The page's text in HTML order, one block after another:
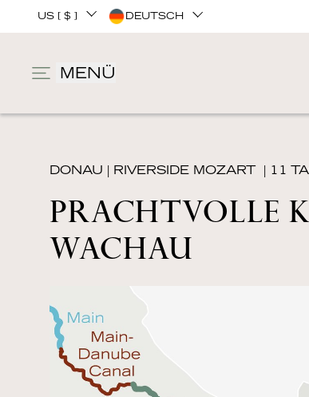
US [ $ ] DEUTSCH
MENÜ
DONAU | RIVERSIDE MOZART| 11
PRACHTVOLLE
WACHAU